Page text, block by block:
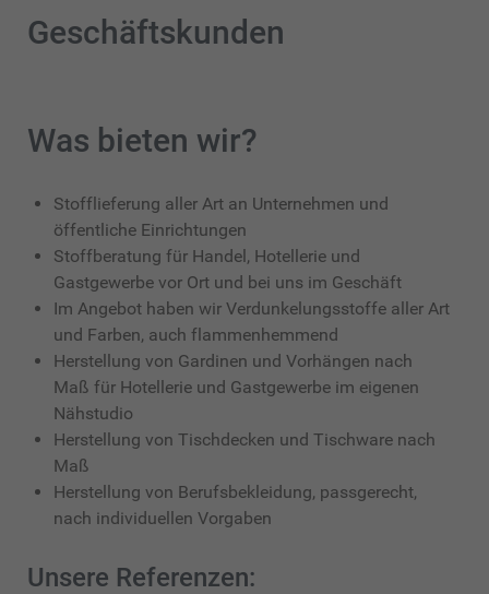
Geschäftskunden
Was bieten wir?
Stofflieferung aller Art an Unternehmen und
öffentliche Einrichtungen
Stoffberatung für Handel, Hotellerie und
Gastgewerbe vor Ort und bei uns im Geschäft
Im Angebot haben wir Verdunkelungsstoffe aller Art
und Farben, auch flammenhemmend
Herstellung von Gardinen und Vorhängen nach
Maß für Hotellerie und Gastgewerbe im eigenen
Nähstudio
Herstellung von Tischdecken und Tischware nach
Maß
Herstellung von Berufsbekleidung, passgerecht,
nach individuellen Vorgaben
Unsere Referenzen: